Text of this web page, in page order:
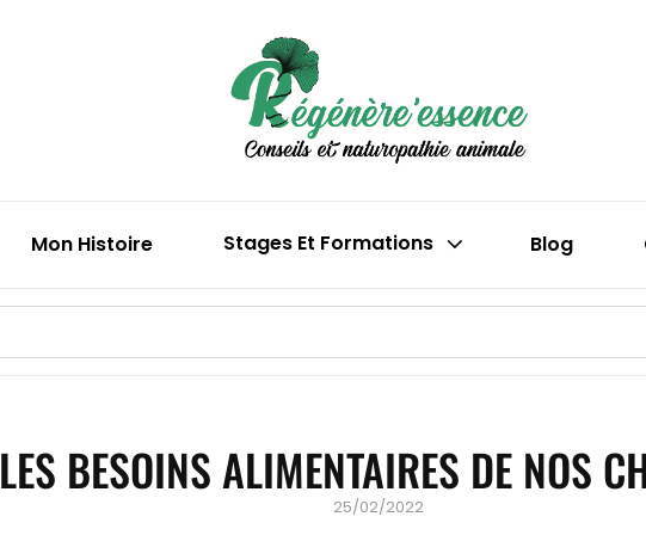
Boutique
Mon Histoire Stages Et Formations Blog
LES BESOINS ALIMENTAIRES DE NOS
Posted
25/02/2022